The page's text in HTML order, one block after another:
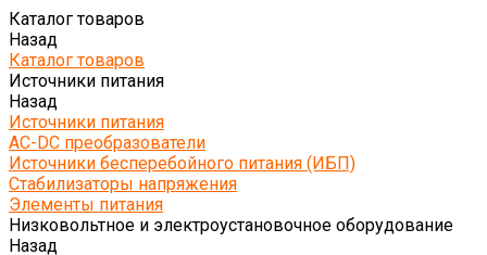
Каталог товаров
Назад
Каталог товаров
Источники питания
Назад
Источники питания
AC-DC преобразователи
Источники бесперебойного питания (ИБП)
Стабилизаторы напряжения
Элементы питания
Низковольтное и электроустановочное оборудование
Назад